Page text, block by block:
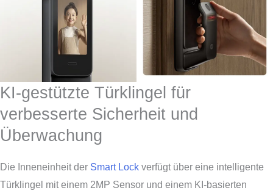
KI-gestützte Türklingel für
verbesserte Sicherheit und
Überwachung
Die Inneneinheit der Smart Lock verfügt über eine intelligente
Türklingel mit einem 2MP Sensor und einem KI-basierten